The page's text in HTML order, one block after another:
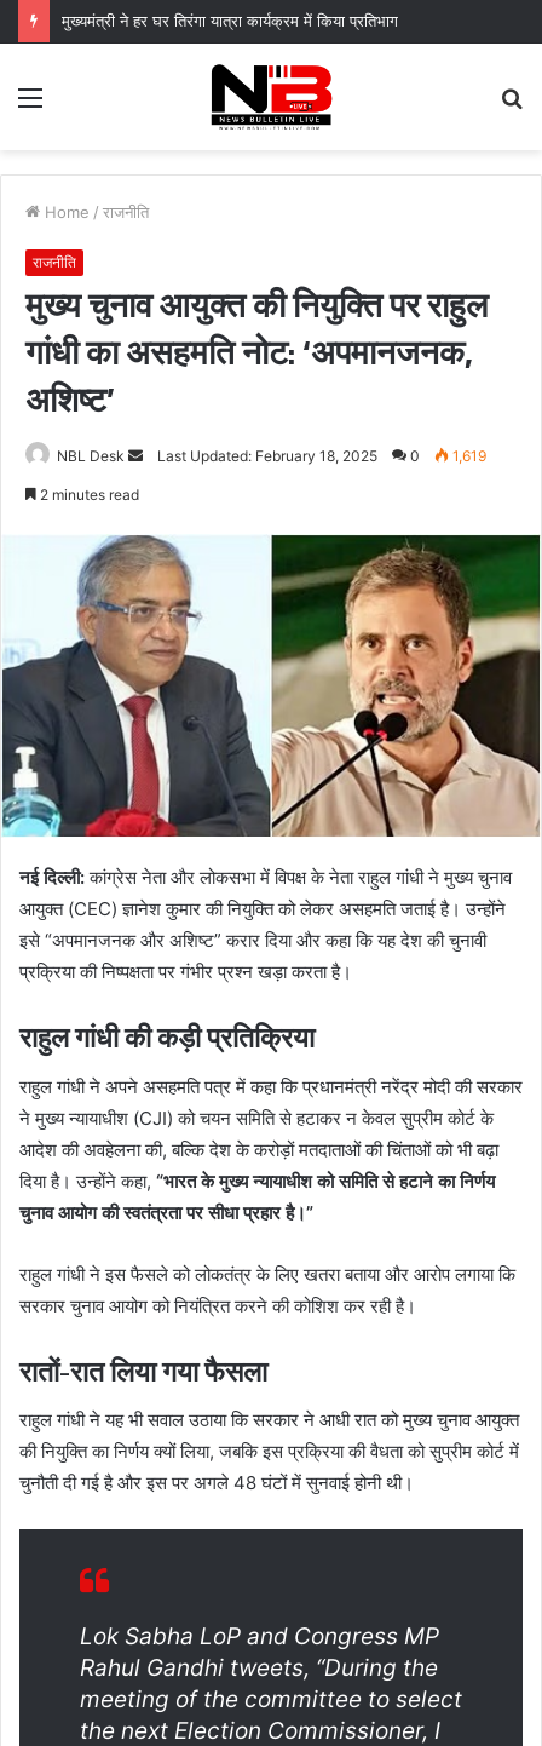
Menu
Home / राजनीति
राजनीति
मुख्य चुनाव आयुक्त की नियुक्ति पर राहुल
गांधी का असहमति नोट: ‘अपमानजनक,
अशिष्ट’
NBL Desk
SendLast Updated: February 18, 2025 0 1,619
2 minutes read
नई दिल्ली:कांग्रेस नेता और लोकसभा में विपक्ष के नेता राहुल गांधी ने मुख्य चुनाव
आयुक्त (CEC) ज्ञानेश कुमार की नियुक्ति को लेकर असहमति जताई है। उन्होंने
इसे “अपमानजनक और अशिष्ट” करार दिया और कहा कि यह देश की चुनावी
प्रक्रिया की निष्पक्षता पर गंभीर प्रश्न खड़ा करता है।
राहुल गांधी की कड़ी प्रतिक्रिया
राहुल गांधी ने अपने असहमति पत्र में कहा कि प्रधानमंत्री नरेंद्र मोदी की सरकार
ने मुख्य न्यायाधीश (CJI) को चयन समिति से हटाकर न केवल सुप्रीम कोर्ट के
आदेश की अवहेलना की, बल्कि देश के करोड़ों मतदाताओं की चिंताओं को भी बढ़ा
दिया है। उन्होंने कहा, “भारत के मुख्य न्यायाधीश को समिति से हटाने का निर्णय
चुनाव आयोग की स्वतंत्रता पर सीधा प्रहार है।”
राहुल गांधी ने इस फैसले को लोकतंत्र के लिए खतरा बताया और आरोप लगाया कि
सरकार चुनाव आयोग को नियंत्रित करने की कोशिश कर रही है।
रातों-रात लिया गया फैसला
राहुल गांधी ने यह भी सवाल उठाया कि सरकार ने आधी रात को मुख्य चुनाव आयुक्त
की नियुक्ति का निर्णय क्यों लिया, जबकि इस प्रक्रिया की वैधता को सुप्रीम कोर्ट में
चुनौती दी गई है और इस पर अगले 48 घंटों में सुनवाई होनी थी।
Lok Sabha LoP and Congress MP
Rahul Gandhi tweets, “During the
meeting of the committee to select
the next Election Commissioner, I